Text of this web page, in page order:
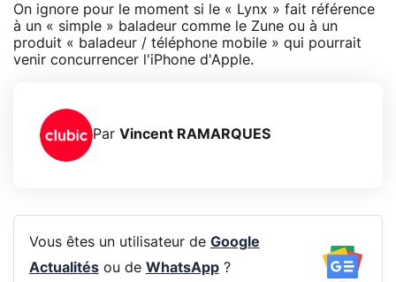
On ignore pour le moment si le « Lynx » fait référence
à un « simple » baladeur comme le Zune ou à un
produit « baladeur / téléphone mobile » qui pourrait
venir concurrencer l'iPhone d'Apple.
Par Vincent RAMARQUES
Vous êtes un utilisateur de Google
Actualitésou de WhatsApp?